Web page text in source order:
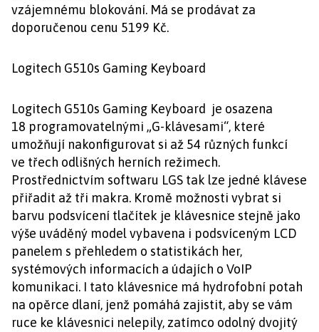
vzájemnému blokování. Má se prodávat za
doporučenou cenu 5199 Kč.
Logitech G510s Gaming Keyboard
Logitech G510s Gaming Keyboard je osazena
18 programovatelnými „G-klávesami“, které
umožňují nakonfigurovat si až 54 různých funkcí
ve třech odlišných herních režimech.
Prostřednictvím softwaru LGS tak lze jedné klávese
přiřadit až tři makra. Kromě možnosti vybrat si
barvu podsvícení tlačítek je klávesnice stejně jako
výše uváděný model vybavena i podsvíceným LCD
panelem s přehledem o statistikách her,
systémových informacích a údajích o VoIP
komunikaci. I tato klávesnice má hydrofobní potah
na opěrce dlaní, jenž pomáhá zajistit, aby se vám
ruce ke klávesnici nelepily, zatímco odolný dvojitý